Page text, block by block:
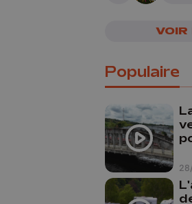
VOIR
Populaire